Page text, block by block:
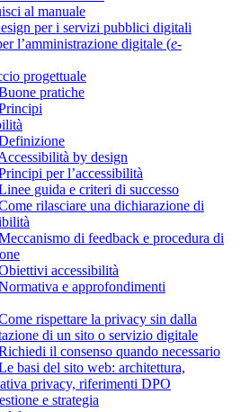
al manuale
per i servizi pubblici digitali
l’amministrazione digitale (e-
progettuale
pratiche
by design
per l’accessibilità
guida e criteri di successo
rilasciare una dichiarazione di
di feedback e procedura di
accessibilità
e approfondimenti
rispettare la privacy sin dalla
di un sito o servizio digitale
il consenso quando necessario
basi del sito web: architettura,
privacy, riferimenti DPO
e strategia